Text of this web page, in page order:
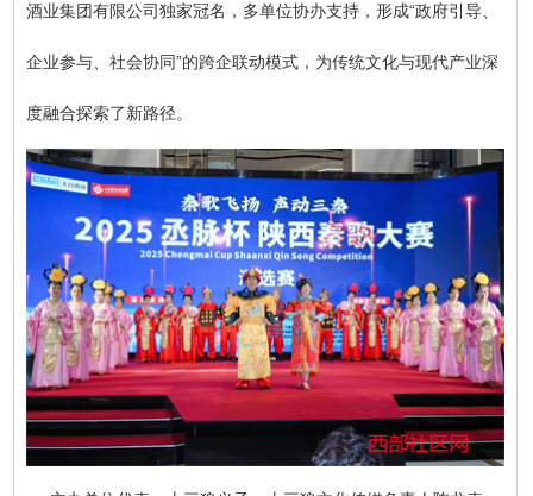
酒业集团有限公司独家冠名，多单位协办支持，形成“政府引导、
企业参与、社会协同”的跨企联动模式，为传统文化与现代产业深
度融合探索了新路径。